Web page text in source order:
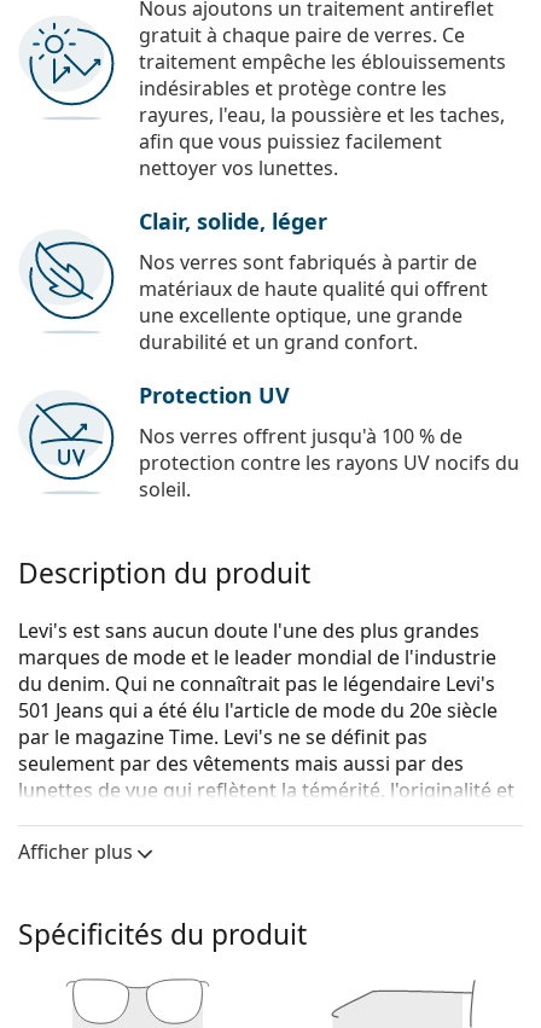
Nous ajoutons un traitement antireflet
gratuit à chaque paire de verres. Ce
traitement empêche les éblouissements
indésirables et protège contre les
rayures, l'eau, la poussière et les taches,
afin que vous puissiez facilement
nettoyer vos lunettes.
Clair, solide, léger
Nos verres sont fabriqués à partir de
matériaux de haute qualité qui offrent
une excellente optique, une grande
durabilité et un grand confort.
Protection UV
Nos verres offrent jusqu'à 100 % de
protection contre les rayons UV nocifs du
soleil.
Description du produit
Levi's est sans aucun doute l'une des plus grandes
marques de mode et le leader mondial de l'industrie
du denim. Qui ne connaîtrait pas le légendaire Levi's
501 Jeans qui a été élu l'article de mode du 20e siècle
par le magazine Time. Levi's ne se définit pas
seulement par des vêtements mais aussi par des
lunettes de vue qui reflètent la témérité, l'originalité et
de lunettes de vue Levi's est unique et recherchée par
les vrais fans de mode.
Monture de lunettes de vue
La couleur grise de la monture s'accorde
parfaitement avec tous les teints et des cheveux
Afficher plus
Spécificités du produit